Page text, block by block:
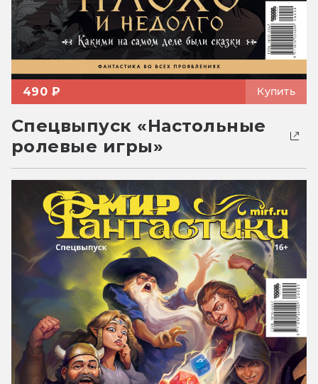
490 ₽ Купить
Спецвыпуск «Настольные
ролевые игры»